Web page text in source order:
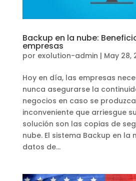
Backup en la nube:
empresas
por exolution-admin | May 28,
Hoy en día, las empresas
nunca asegurarse la
negocios en caso se
inconveniente que arriesgue
solución son las copias de
nube. El sistema Backup en la
datos de...